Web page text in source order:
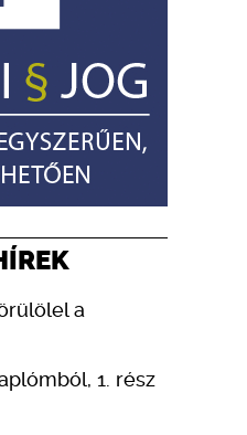
a
1. rész